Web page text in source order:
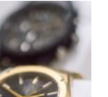
zu wertvollen